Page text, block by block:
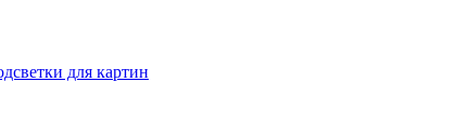
для картин